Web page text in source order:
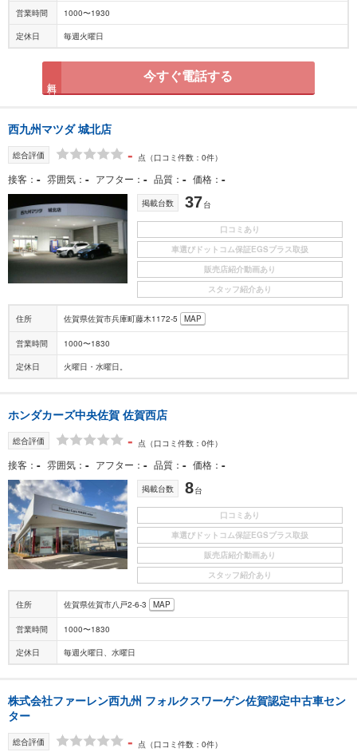
営業時間 1000〜1930
定休日 毎週火曜日
今すぐ電話する
西九州マツダ 城北店
総合評価 - 点 （口コミ件数：0件）
接客 - 雰囲気 - アフター - 品質 - 価格 -
掲載台数 37台
口コミあり
車選びドットコム保証EGSプラス取扱
販売店紹介動画あり
スタッフ紹介あり
住所 佐賀県佐賀市兵庫町藤木1172-5 MAP
営業時間 1000〜1830
定休日 火曜日・水曜日。
ホンダカーズ中央佐賀 佐賀西店
総合評価 - 点 （口コミ件数：0件）
接客 - 雰囲気 - アフター - 品質 - 価格 -
掲載台数 8台
口コミあり
車選びドットコム保証EGSプラス取扱
販売店紹介動画あり
スタッフ紹介あり
住所 佐賀県佐賀市八戸2-6-3 MAP
営業時間 1000〜1830
定休日 毎週火曜日、水曜日
株式会社ファーレン西九州 フォルクスワーゲン佐賀認定中古車セン
ター
総合評価 - 点 （口コミ件数：0件）